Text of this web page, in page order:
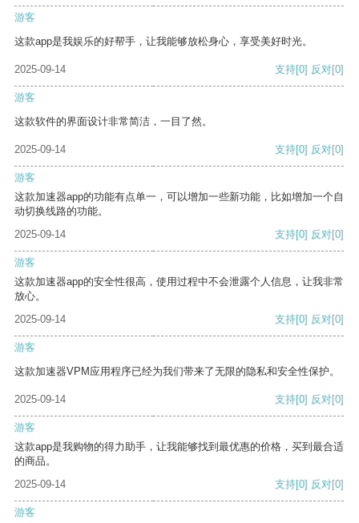
游客
这款app是我娱乐的好帮手，让我能够放松身心，享受美好时光。
2025-09-14 支持[0] 反对[0]
游客
这款软件的界面设计非常简洁，一目了然。
2025-09-14 支持[0] 反对[0]
游客
这款加速器app的功能有点单一，可以增加一些新功能，比如增加一个自
动切换线路的功能。
2025-09-14
支持[0] 反对[0]
游客
这款加速器app的安全性很高，使用过程中不会泄露个人信息，让我非常
放心。
2025-09-14
支持[0] 反对[0]
游客
这款加速器VPM应用程序已经为我们带来了无限的隐私和安全性保护。
2025-09-14 支持[0] 反对[0]
游客
这款app是我购物的得力助手，让我能够找到最优惠的价格，买到最合适
的商品。
2025-09-14
支持[0] 反对[0]
游客